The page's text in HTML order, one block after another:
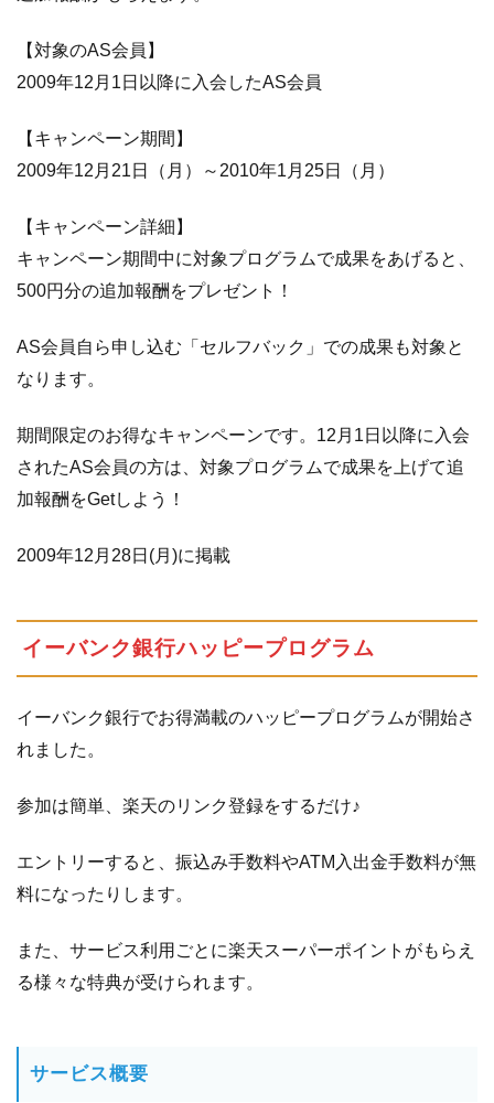
ラ
ン
の
徴
1.8 「イ
ンク
行」
キャ
ーン
1.9 『外
為オ
ンラ
イ
新規
キャ
ンペ
ー
以
の
キ
ペ
ー
天証
【対象のAS会員】
2009年12月1日以降に入会したAS会員
【キャンペーン期間】
2009年12月21日（月）～2010年1月25日（月）
【キャンペーン詳細】
キャンペーン期間中に対象プログラムで成果をあげると、
500円分の追加報酬をプレゼント！
AS会員自ら申し込む「セルフバック」での成果も対象と
なります。
期間限定のお得なキャンペーンです。12月1日以降に入会
されたAS会員の方は、対象プログラムで成果を上げて追
加報酬をGetしよう！
2009年12月28日(月)に掲載
イーバンク銀行ハッピープログラム
イーバンク銀行でお得満載のハッピープログラムが開始さ
れました。
参加は簡単、楽天のリンク登録をするだけ♪
エントリーすると、振込み手数料やATM入出金手数料が無
料になったりします。
また、サービス利用ごとに楽天スーパーポイントがもらえ
る様々な特典が受けられます。
サービス概要